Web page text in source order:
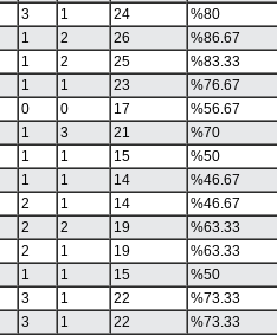
3 1 24
%80
1 2 26
%86.67
1 2 25
%83.33
1 1 23
%76.67
0 0 17
%56.67
1 3 21
%70
1 1 15
%50
1 1 14
%46.67
2 1 14
%46.67
2 2 19
%63.33
2 1 19
%63.33
1 1 15
%50
3 1 22
%73.33
3 1 22
%73.33